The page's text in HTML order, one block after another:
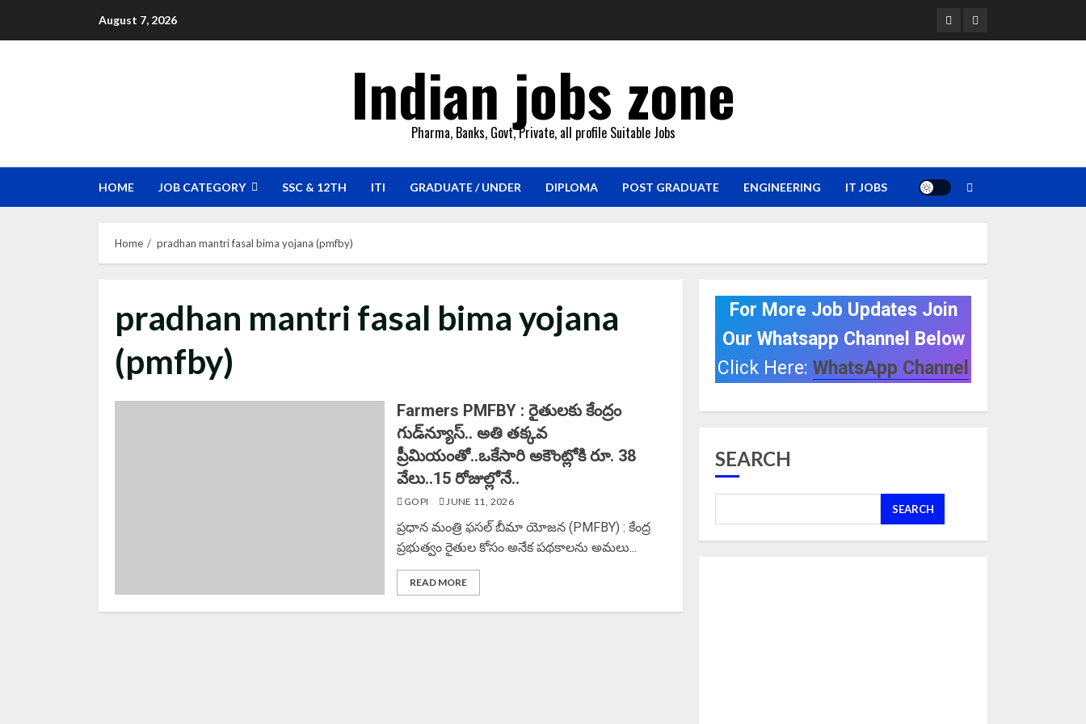
August 7, 2026 YouTubeWhatsapp
Indian jobs zone
Pharma, Banks, Govt, Private, all profile Suitable Jobs
HOME JOB CATEGORY SSC & 12TH ITI GRADUATE / UNDER DIPLOMA POST GRADUATE ENGINEERING IT JOBS
Home pradhan mantri fasal bima yojana (pmfby)
pradhan mantri fasal bima yojana
(pmfby)
Farmers PMFBY : రైతులకు కేంద్రం
గుడ్‌న్యూస్.. అతి తక్కవ
ప్రీమియంతో..ఒకేసారి అకౌంట్లోకి రూ. 38
వేలు..15 రోజుల్లోనే..
GOPI JUNE 11, 2026
ప్రధాన మంత్రి ఫసల్ బీమా యోజన (PMFBY) : కేంద్ర
ప్రభుత్వం రైతుల కోసం అనేక పథకాలను అమలు...
READ MORE
For More Job Updates Join
Our Whatsapp Channel Below
Click Here:WhatsApp Channel
SEARCH
SEARCH